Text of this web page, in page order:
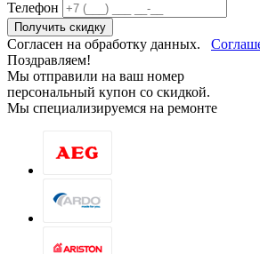
Телефон
Получить скидку
Согласен на обработку данных.
Поздравляем!
Мы отправили на ваш номер
персональный купон со скидкой.
Мы специализируемся на ремонте